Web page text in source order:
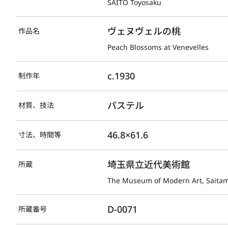
SAITO Toyosaku
作品名 ヴェヌヴェルの桃
Peach Blossoms at Venevelles
制作年 c.1930
材質、技法 パステル
寸法、時間等 46.8×61.6
所蔵 埼玉県立近代美術館
The Museum of Modern Art,
所蔵番号 D-0071